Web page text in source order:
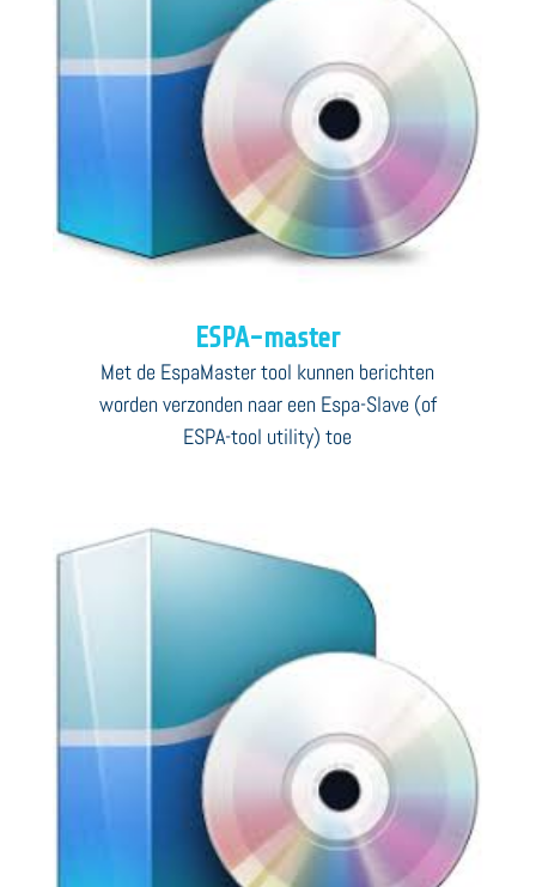
ESPA-master
Met de EspaMaster tool kunnen berichten
worden verzonden naar een Espa-Slave (of
ESPA-tool utility) toe